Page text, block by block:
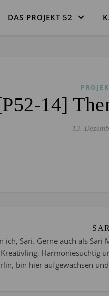
DAS PROJEKT 52
14]
13.
ich, Sari. Gerne auch als
Harmoniesüchtig
bin hier aufgewachsen